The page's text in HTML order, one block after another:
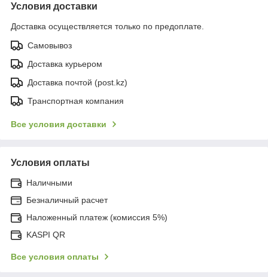
Условия доставки
Доставка осуществляется только по предоплате.
Самовывоз
Доставка курьером
Доставка почтой (post.kz)
Транспортная компания
Все условия доставки
Условия оплаты
Наличными
Безналичный расчет
Наложенный платеж (комиссия 5%)
KASPI QR
Все условия оплаты